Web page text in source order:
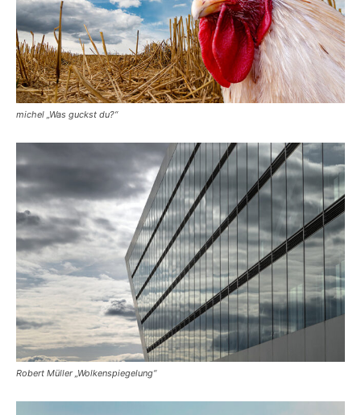
michel „Was guckst du?“
Robert Müller „Wolkenspiegelung“